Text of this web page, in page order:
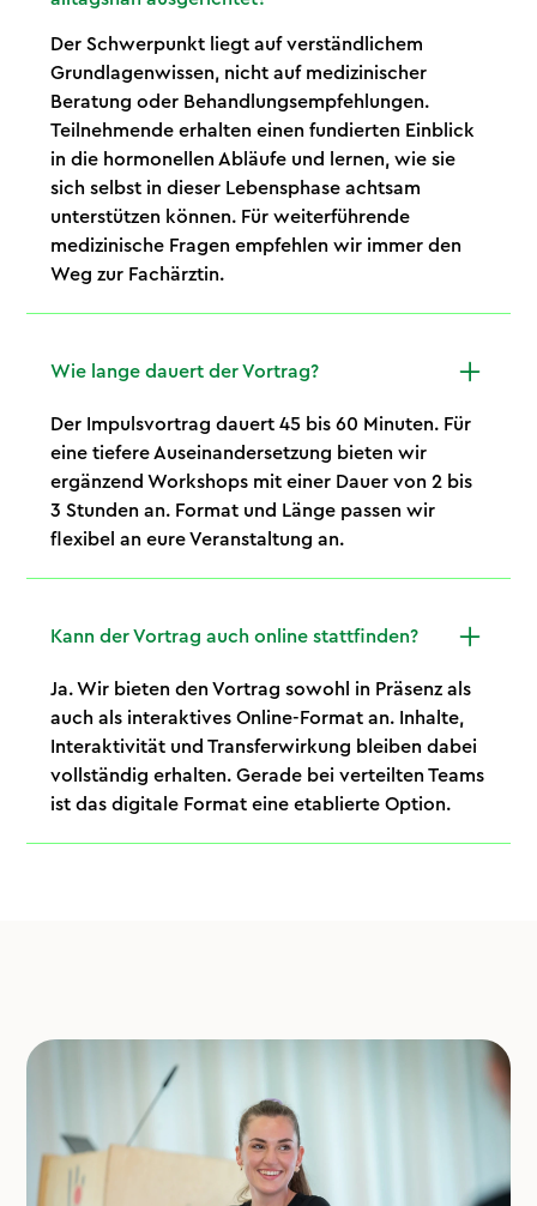
Der Schwerpunkt liegt auf verständlichem
Grundlagenwissen, nicht auf medizinischer
Beratung oder Behandlungsempfehlungen.
Teilnehmende erhalten einen fundierten Einblick
in die hormonellen Abläufe und lernen, wie sie
sich selbst in dieser Lebensphase achtsam
unterstützen können. Für weiterführende
medizinische Fragen empfehlen wir immer den
Weg zur Fachärztin.
Wie lange dauert der Vortrag?
Der Impulsvortrag dauert 45 bis 60 Minuten. Für
eine tiefere Auseinandersetzung bieten wir
ergänzend Workshops mit einer Dauer von 2 bis
3 Stunden an. Format und Länge passen wir
flexibel an eure Veranstaltung an.
Kann der Vortrag auch online stattfinden?
Ja. Wir bieten den Vortrag sowohl in Präsenz als
auch als interaktives Online-Format an. Inhalte,
Interaktivität und Transferwirkung bleiben dabei
vollständig erhalten. Gerade bei verteilten Teams
ist das digitale Format eine etablierte Option.